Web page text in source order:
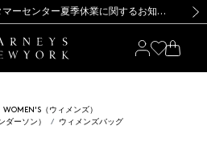
新規登録のお客様も対象！＜MY BARNEYS＞会員のお客様は11,000円（税込）以上のお買上げで常時送料無料！お買い物の際は会員登録を！
一時停止のお知らせ】(2026.8.7) 【オンラインストア カスタマーセンター夏季休業に関するお知らせ】（2026.8.7）
【夏季休業に伴う返品・交換承り一時停止のお知らせ】（2026.8.5）
影響によるお荷物のお届けについて
SALEのご案内・ご注意事項 新規登録のお客様も対象！＜MY BARNEYS＞会員のお客様は11,000円（税込）以上のお買上げで常時送料無料！お買い物の際は会員登録を！
一時停止のお知らせ】(2026.8.7)
WOMEN'S（ウィメンズ）
ダーソン）
ウィメンズバッグ